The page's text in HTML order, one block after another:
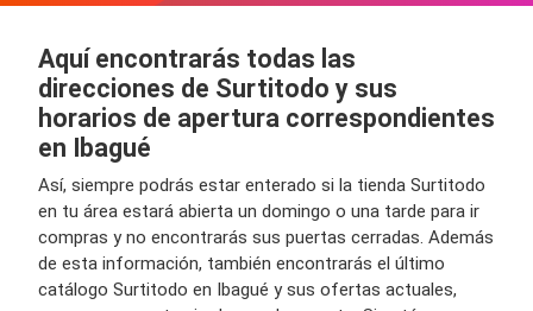
Aquí encontrarás todas las
direcciones de Surtitodo y sus
horarios de apertura correspondientes
en Ibagué
Así, siempre podrás estar enterado si la tienda Surtitodo
en tu área estará abierta un domingo o una tarde para ir
compras y no encontrarás sus puertas cerradas. Además
de esta información, también encontrarás el último
catálogo Surtitodo en Ibagué y sus ofertas actuales,